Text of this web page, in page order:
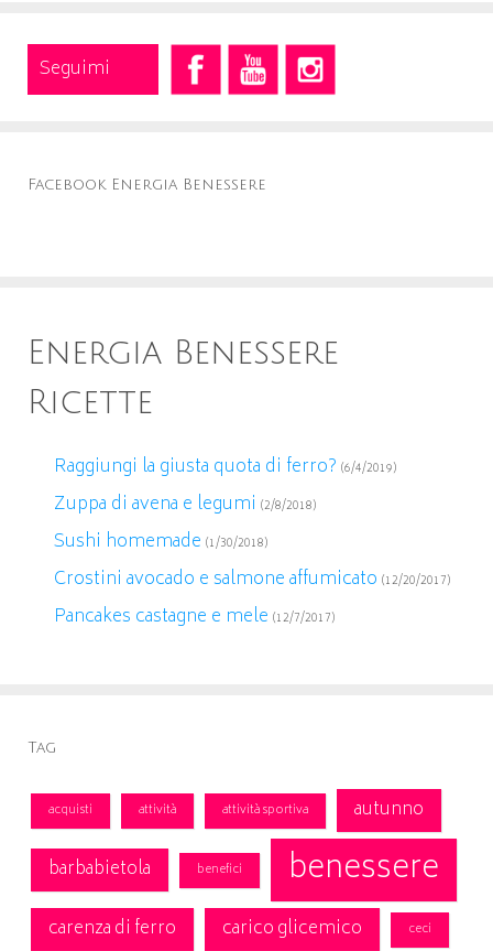
Seguimi
Facebook Energia Benessere
Energia Benessere
Ricette
Raggiungi la giusta quota di ferro? (6/4/2019)
Zuppa di avena e legumi (2/8/2018)
Sushi homemade (1/30/2018)
Crostini avocado e salmone affumicato (12/20/2017)
Pancakes castagne e mele (12/7/2017)
Tag
acquisti attività attività sportiva
autunno
barbabietola
benefici benessere
carenza di ferro carico glicemico ceci